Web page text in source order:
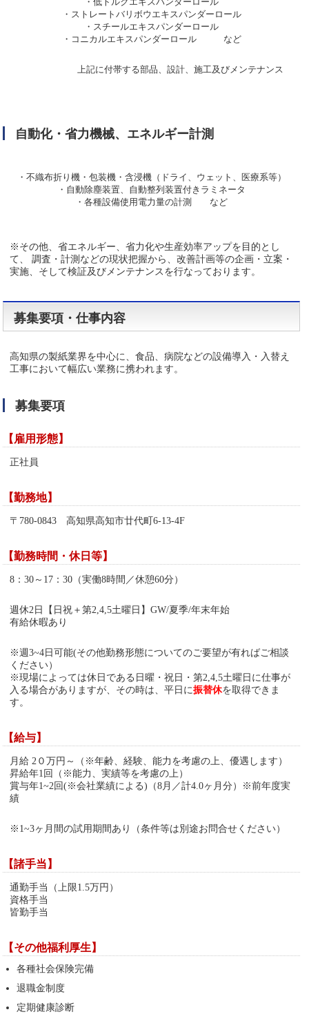
・ストレートバリボウエキスパンダーロール
・スチールエキスパンダーロール
・コニカルエキスパンダーロール など
上記に付帯する部品、設計、施工及びメンテナンス
自動化・省力機械、エネルギー計測
・不織布折り機・包装機・含浸機（ドライ、ウェット、医療系等）
・自動除塵装置、自動整列装置付きラミネータ
・各種設備使用電力量の計測 など
※その他、省エネルギー、省力化や生産効率アップを目的とし
て、 調査・計測などの現状把握から、改善計画等の企画・立案・
実施、そして検証及びメンテナンスを行なっております。
募集要項・仕事内容
高知県の製紙業界を中心に、食品、病院などの設備導入・入替え
工事において幅広い業務に携われます。
募集要項
【雇用形態】
正社員
【勤務地】
〒780-0843 高知県高知市廿代町6-13-4F
【勤務時間・休日等】
8：30～17：30（実働8時間／休憩60分）
週休2日【日祝＋第2,4,5土曜日】GW/夏季/年末年始
有給休暇あり
※週3~4日可能(その他勤務形態についてのご要望が有ればご相談
ください）
※現場によっては休日である日曜・祝日・第2,4,5土曜日に仕事が
入る場合がありますが、その時は、平日に振替休を取得できま
す。
【給与】
月給 2０万円～（※年齢、経験、能力を考慮の上、優遇します）
昇給年1回（※能力、実績等を考慮の上）
賞与年1~2回(※会社業績による)（8月／計4.0ヶ月分）※前年度実
績
※1~3ヶ月間の試用期間あり（条件等は別途お問合せください）
【諸手当】
通勤手当（上限1.5万円）
資格手当
皆勤手当
【その他福利厚生】
各種社会保険完備
退職金制度
定期健康診断